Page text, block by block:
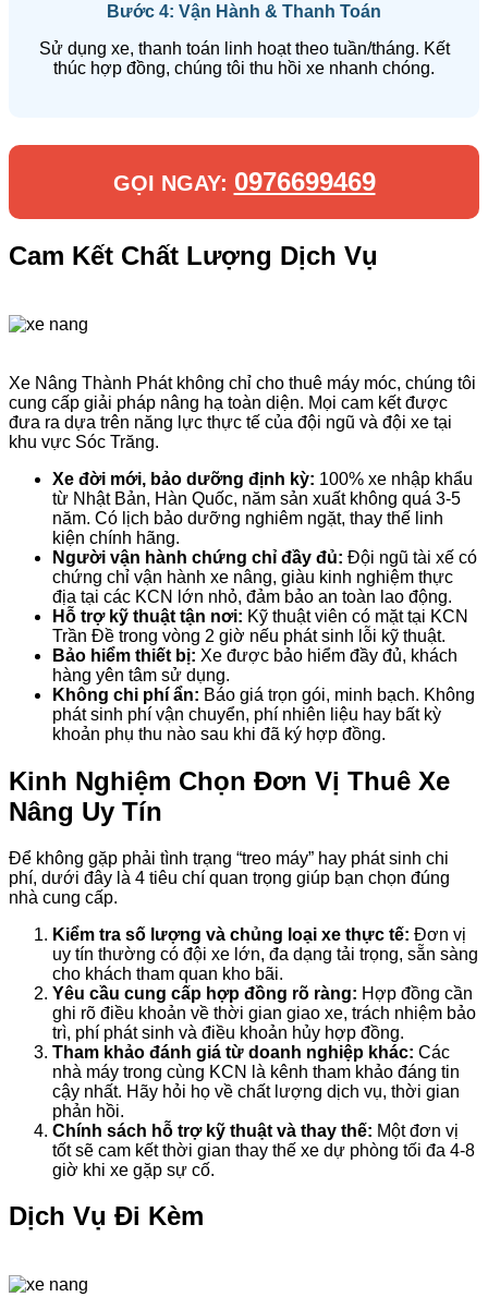
Bước 4: Vận Hành & Thanh Toán
Sử dụng xe, thanh toán linh hoạt theo tuần/tháng. Kết
thúc hợp đồng, chúng tôi thu hồi xe nhanh chóng.
GỌI NGAY: 0976699469
Cam Kết Chất Lượng Dịch Vụ
Xe Nâng Thành Phát không chỉ cho thuê máy móc, chúng tôi
cung cấp giải pháp nâng hạ toàn diện. Mọi cam kết được
đưa ra dựa trên năng lực thực tế của đội ngũ và đội xe tại
khu vực Sóc Trăng.
Xe đời mới, bảo dưỡng định kỳ: 100% xe nhập khẩu
từ Nhật Bản, Hàn Quốc, năm sản xuất không quá 3-5
năm. Có lịch bảo dưỡng nghiêm ngặt, thay thế linh
kiện chính hãng.
Người vận hành chứng chỉ đầy đủ: Đội ngũ tài xế có
chứng chỉ vận hành xe nâng, giàu kinh nghiệm thực
địa tại các KCN lớn nhỏ, đảm bảo an toàn lao động.
Hỗ trợ kỹ thuật tận nơi: Kỹ thuật viên có mặt tại KCN
Trần Đề trong vòng 2 giờ nếu phát sinh lỗi kỹ thuật.
Bảo hiểm thiết bị: Xe được bảo hiểm đầy đủ, khách
hàng yên tâm sử dụng.
Không chi phí ẩn: Báo giá trọn gói, minh bạch. Không
phát sinh phí vận chuyển, phí nhiên liệu hay bất kỳ
khoản phụ thu nào sau khi đã ký hợp đồng.
Kinh Nghiệm Chọn Đơn Vị Thuê Xe
Nâng Uy Tín
Để không gặp phải tình trạng “treo máy” hay phát sinh chi
phí, dưới đây là 4 tiêu chí quan trọng giúp bạn chọn đúng
nhà cung cấp.
Kiểm tra số lượng và chủng loại xe thực tế: Đơn vị
uy tín thường có đội xe lớn, đa dạng tải trọng, sẵn sàng
cho khách tham quan kho bãi.
Yêu cầu cung cấp hợp đồng rõ ràng: Hợp đồng cần
ghi rõ điều khoản về thời gian giao xe, trách nhiệm bảo
trì, phí phát sinh và điều khoản hủy hợp đồng.
Tham khảo đánh giá từ doanh nghiệp khác: Các
nhà máy trong cùng KCN là kênh tham khảo đáng tin
cậy nhất. Hãy hỏi họ về chất lượng dịch vụ, thời gian
phản hồi.
Chính sách hỗ trợ kỹ thuật và thay thế: Một đơn vị
tốt sẽ cam kết thời gian thay thế xe dự phòng tối đa 4-8
giờ khi xe gặp sự cố.
Dịch Vụ Đi Kèm